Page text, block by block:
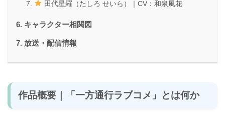
田代星羅（たしろ せいら）｜CV：和泉風花
キャラクター相関図
放送・配信情報
作品概要｜「一方通行ラブコメ」とは何か